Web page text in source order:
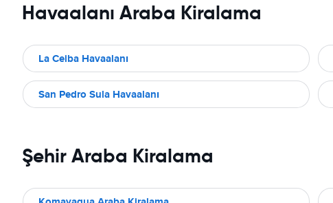
Havaalanı Araba Kiralama
La Ceiba Havaalanı
San Pedro Sula Havaalanı
Şehir Araba Kiralama